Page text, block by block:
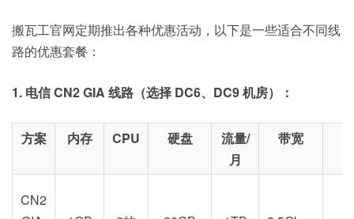
搬瓦工官网定期推出各种优惠活动，以下是一些适合不同线
路的优惠套餐：
1. 电信 CN2 GIA 线路（选择 DC6、DC9 机房）：
方案 内存 CPU 硬盘
流量/
月
带宽
CN2